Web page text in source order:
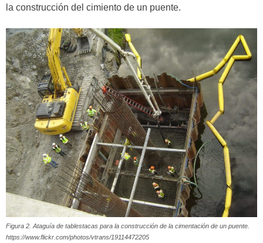
la construcción del cimiento de un puente.
Figura 2. Ataguía de tablestacas para la construcción de la cimentación de un puente.
https://www.flickr.com/photos/vtrans/19114472205